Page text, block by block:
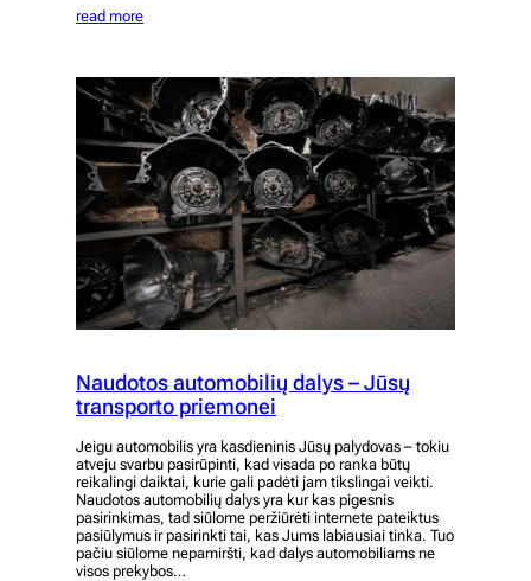
read more
Naudotos automobilių dalys – Jūsų
transporto priemonei
Jeigu automobilis yra kasdieninis Jūsų palydovas – tokiu
atveju svarbu pasirūpinti, kad visada po ranka būtų
reikalingi daiktai, kurie gali padėti jam tikslingai veikti.
Naudotos automobilių dalys yra kur kas pigesnis
pasirinkimas, tad siūlome peržiūrėti internete pateiktus
pasiūlymus ir pasirinkti tai, kas Jums labiausiai tinka. Tuo
pačiu siūlome nepamiršti, kad dalys automobiliams ne
visos prekybos…